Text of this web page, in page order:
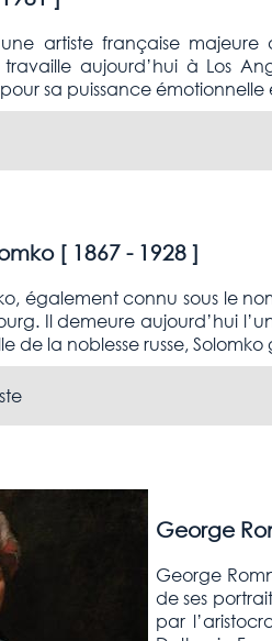
artiste française
aujourd’hui à Los
sa puissance
[ 1867 - 1928]
également connu sous le
Il demeure aujourd’hui
de la noblesse russe,
George
George
de ses
par